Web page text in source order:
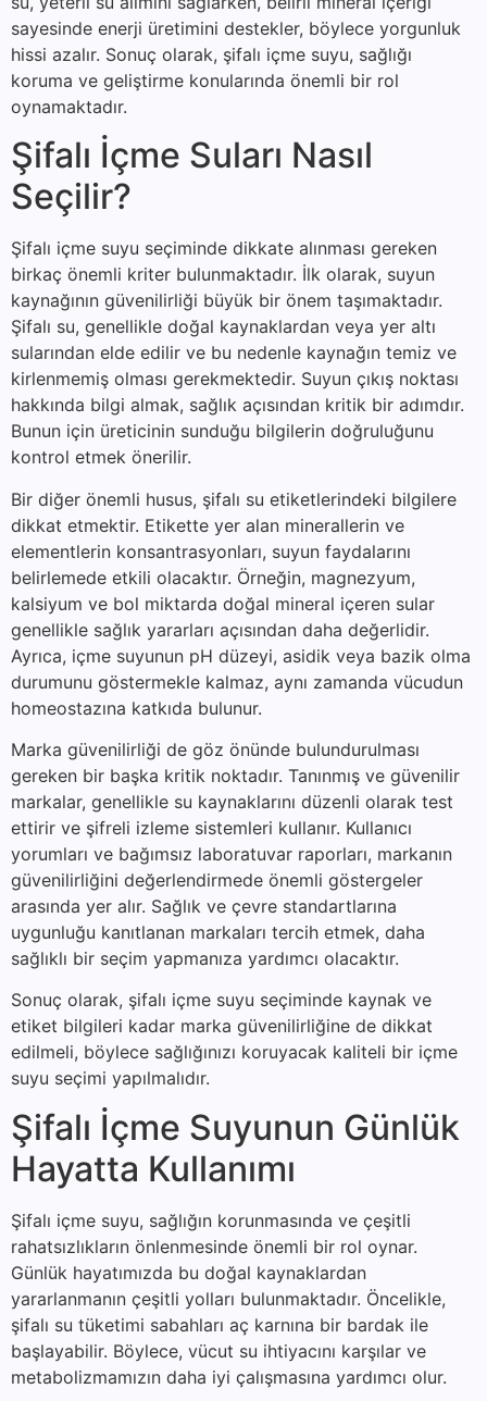
sayesinde enerji üretimini destekler, böylece yorgunluk
hissi azalır. Sonuç olarak, şifalı içme suyu, sağlığı
koruma ve geliştirme konularında önemli bir rol
oynamaktadır.
Şifalı İçme Suları Nasıl
Seçilir?
Şifalı içme suyu seçiminde dikkate alınması gereken
birkaç önemli kriter bulunmaktadır. İlk olarak, suyun
kaynağının güvenilirliği büyük bir önem taşımaktadır.
Şifalı su, genellikle doğal kaynaklardan veya yer altı
sularından elde edilir ve bu nedenle kaynağın temiz ve
kirlenmemiş olması gerekmektedir. Suyun çıkış noktası
hakkında bilgi almak, sağlık açısından kritik bir adımdır.
Bunun için üreticinin sunduğu bilgilerin doğruluğunu
kontrol etmek önerilir.
Bir diğer önemli husus, şifalı su etiketlerindeki bilgilere
dikkat etmektir. Etikette yer alan minerallerin ve
elementlerin konsantrasyonları, suyun faydalarını
belirlemede etkili olacaktır. Örneğin, magnezyum,
kalsiyum ve bol miktarda doğal mineral içeren sular
genellikle sağlık yararları açısından daha değerlidir.
Ayrıca, içme suyunun pH düzeyi, asidik veya bazik olma
durumunu göstermekle kalmaz, aynı zamanda vücudun
homeostazına katkıda bulunur.
Marka güvenilirliği de göz önünde bulundurulması
gereken bir başka kritik noktadır. Tanınmış ve güvenilir
markalar, genellikle su kaynaklarını düzenli olarak test
ettirir ve şifreli izleme sistemleri kullanır. Kullanıcı
yorumları ve bağımsız laboratuvar raporları, markanın
güvenilirliğini değerlendirmede önemli göstergeler
arasında yer alır. Sağlık ve çevre standartlarına
uygunluğu kanıtlanan markaları tercih etmek, daha
sağlıklı bir seçim yapmanıza yardımcı olacaktır.
Sonuç olarak, şifalı içme suyu seçiminde kaynak ve
etiket bilgileri kadar marka güvenilirliğine de dikkat
edilmeli, böylece sağlığınızı koruyacak kaliteli bir içme
suyu seçimi yapılmalıdır.
Şifalı İçme Suyunun Günlük
Hayatta Kullanımı
Şifalı içme suyu, sağlığın korunmasında ve çeşitli
rahatsızlıkların önlenmesinde önemli bir rol oynar.
Günlük hayatımızda bu doğal kaynaklardan
yararlanmanın çeşitli yolları bulunmaktadır. Öncelikle,
şifalı su tüketimi sabahları aç karnına bir bardak ile
başlayabilir. Böylece, vücut su ihtiyacını karşılar ve
metabolizmamızın daha iyi çalışmasına yardımcı olur.